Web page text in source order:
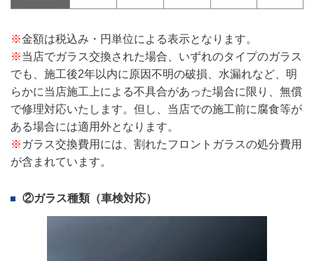
※金額は税込み・円単位による表示となります。
※当店でガラス交換された場合、いずれのタイプのガラス
でも、施工後2年以内に原因不明の破損、水漏れなど、明
らかに当店施工上による不具合があった場合に限り、無償
で修理対応いたします。但し、当店での施工前に腐食等が
ある場合には適用外となります。
※ ガラス交換費用には、割れたフロントガラスの処分費用
が含まれています。
②ガラス種類（車検対応）